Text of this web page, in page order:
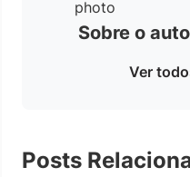
Sobre o
Ver
Posts